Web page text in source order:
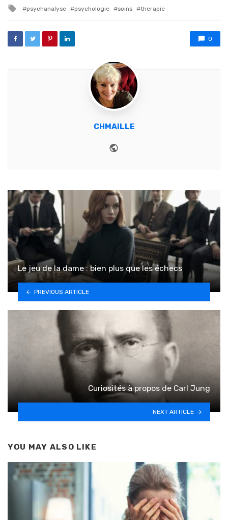
Tagged with
psychanalyse psychologie soins therapie
0
CHMAILLE
Le jeu de la dame : bien plus que les échecs
PREVIOUS ARTICLE
Curiosités à propos de Carl Jung
NEXT ARTICLE
YOU MAY ALSO LIKE